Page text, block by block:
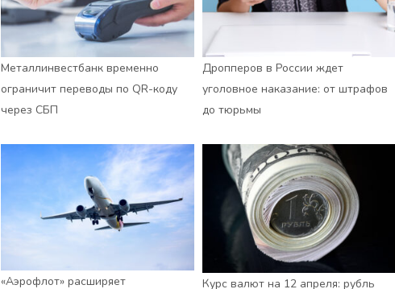
Металлинвестбанк временно
ограничит переводы по QR-коду
через СБП
Дропперов в России ждет
уголовное наказание: от штрафов
до тюрьмы
«Аэрофлот» расширяет
Курс валют на 12 апреля: рубль